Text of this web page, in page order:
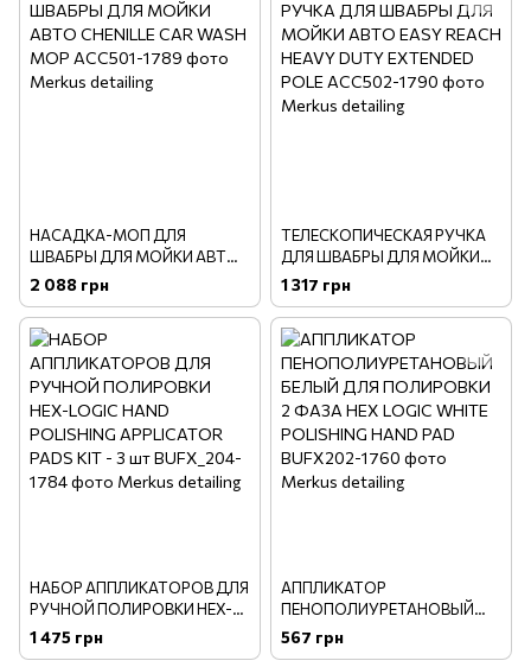
НАСАДКА-МОП ДЛЯ
ШВАБРЫ ДЛЯ МОЙКИ АВТО
CHENILLE CAR WASH MOP
2 088 грн
ТЕЛЕСКОПИЧЕСКАЯ РУЧКА
ДЛЯ ШВАБРЫ ДЛЯ МОЙКИ
АВТО EASY REACH HEAVY
DUTY EXTENDED POLE
1 317 грн
НАБОР АППЛИКАТОРОВ ДЛЯ
РУЧНОЙ ПОЛИРОВКИ HEX-
LOGIC HAND POLISHING
APPLICATOR PADS KIT - 3 шт
1 475 грн
АППЛИКАТОР
ПЕНОПОЛИУРЕТАНОВЫЙ
БЕЛЫЙ ДЛЯ ПОЛИРОВКИ 2
ФАЗА HEX LOGIC WHITE
567 грн